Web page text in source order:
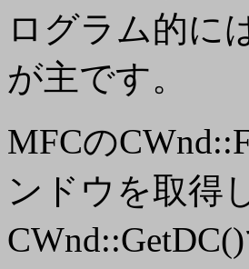
ログラム的に
が主です。
MFCの
ンドウを取得